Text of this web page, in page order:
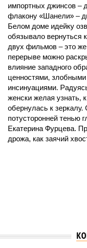
импортных джинсов –
флакону «Шанели» –
Белом доме идейку
обязывало вернуться
двух фильмов – это
перерыве можно
влияние западного
ценностями,
инсинуациями.
женски желая узнать,
обернулась к
потусторонней тенью
Екатерина Фурцева.
дрожа, как заячий